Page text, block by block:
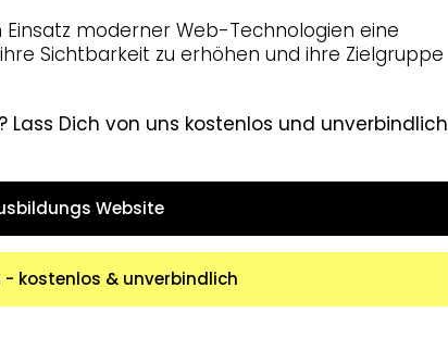
moderner Web-Technologien eine
Sichtbarkeit zu erhöhen und ihre Zielgruppe
Dich von uns kostenlos und unverbindlich
Website
kostenlos & unverbindlich